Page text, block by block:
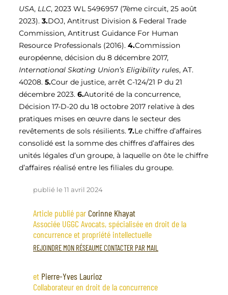
USA, LLC, 2023 WL 5496957 (7ème circuit, 25 août
2023). 3.DOJ, Antitrust Division & Federal Trade
Commission, Antitrust Guidance For Human
Resource Professionals (2016). 4.Commission
européenne, décision du 8 décembre 2017,
International Skating Union’s Eligibility rules, AT.
40208. 5.Cour de justice, arrêt C-124/21 P du 21
décembre 2023. 6.Autorité de la concurrence,
Décision 17-D-20 du 18 octobre 2017 relative à des
pratiques mises en œuvre dans le secteur des
revêtements de sols résilients. 7.Le chiffre d’affaires
consolidé est la somme des chiffres d’affaires des
unités légales d’un groupe, à laquelle on ôte le chiffre
d’affaires réalisé entre les filiales du groupe.
publié le 11 avril 2024
Article publié par Corinne Khayat
Associée UGGC Avocats, spécialisée en droit de la
concurrence et propriété intellectuelle
REJOINDRE MON RÉSEAUME CONTACTER PAR MAIL
et Pierre-Yves Laurioz
Collaborateur en droit de la concurrence